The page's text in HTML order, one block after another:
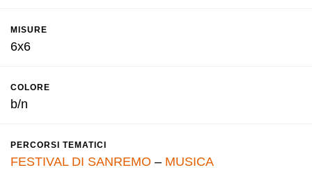
MISURE
6x6
COLORE
b/n
PERCORSI TEMATICI
FESTIVAL DI SANREMO – MUSICA